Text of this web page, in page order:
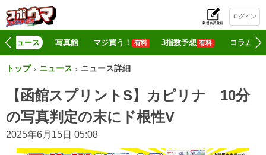
ログイン
ニュース 写真館 マジ買う！ 有料 3指数予想 有料 コラム
トップ ニュース ニュース詳細
【函館スプリントS】カピリナ 10分
の写真判定の末にド根性V
2025年6月15日 05:08